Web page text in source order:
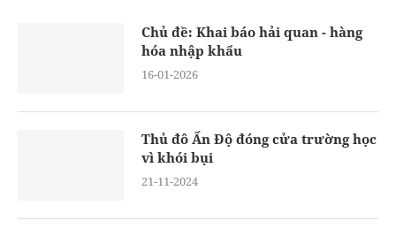
Chủ đề: Khai báo hải quan - hàng
hóa nhập khẩu
16-01-2026
Thủ đô Ấn Độ đóng cửa trường học
vì khói bụi
21-11-2024